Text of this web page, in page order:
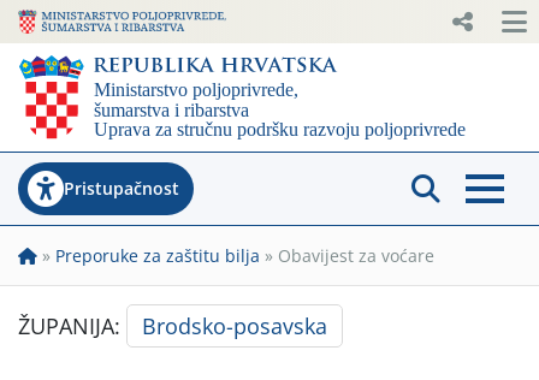
Pristupačnost
» Preporuke za zaštitu bilja » Obavijest za voćare
ŽUPANIJA: Brodsko-posavska